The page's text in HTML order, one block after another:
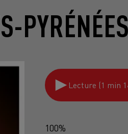
Lecture (1 min
100%